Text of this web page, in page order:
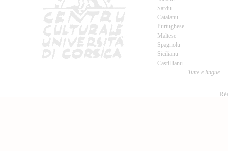
Sardu
Catalanu
Purtughese
Maltese
Spagnolu
Sicilianu
Castillianu
Tutte e lingue